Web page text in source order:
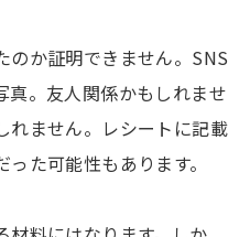
のか証明できません。SNS
真。友人関係かもしれませ
れません。レシートに記載
た可能性もあります。